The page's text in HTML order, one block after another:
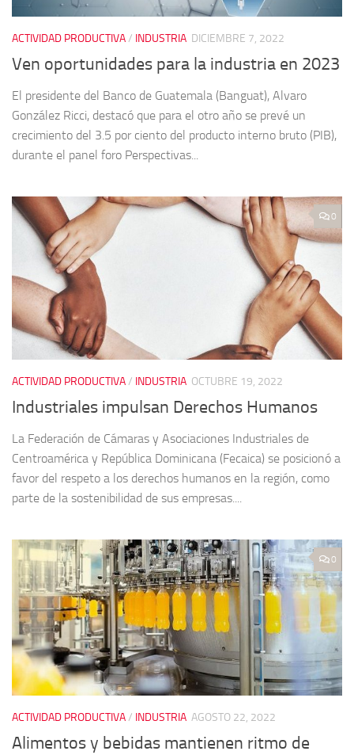
ACTIVIDAD PRODUCTIVA/ INDUSTRIA DICIEMBRE 7, 2022
Ven oportunidades para la industria en 2023
El presidente del Banco de Guatemala (Banguat), Alvaro
González Ricci, destacó que para el otro año se prevé un
crecimiento del 3.5 por ciento del producto interno bruto (PIB),
durante el panel foro Perspectivas...
0
ACTIVIDAD PRODUCTIVA/ INDUSTRIA OCTUBRE 19, 2022
Industriales impulsan Derechos Humanos
La Federación de Cámaras y Asociaciones Industriales de
Centroamérica y República Dominicana (Fecaica) se posicionó a
favor del respeto a los derechos humanos en la región, como
parte de la sostenibilidad de sus empresas....
0
ACTIVIDAD PRODUCTIVA/ INDUSTRIA AGOSTO 22, 2022
Alimentos y bebidas mantienen ritmo de